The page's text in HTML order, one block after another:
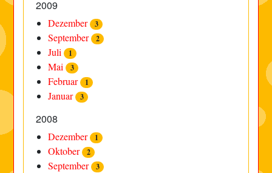
2009
Dezember 3
September 2
Juli 1
Mai 3
Februar 1
Januar 3
2008
Dezember 1
Oktober 2
September 3